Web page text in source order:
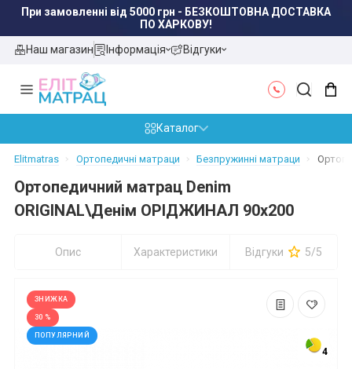
Наш магазин Інформація Відгуки
Каталог
Elitmatras Ортопедичні матраци Безпружинні матраци
Ортопедичний матрац Denim
ORIGINAL\Денім ОРІДЖИНАЛ 90x200
Опис Характеристики Відгуки 5/5
4
ЗНИЖКА
30 %
ПОПУЛЯРНИЙ